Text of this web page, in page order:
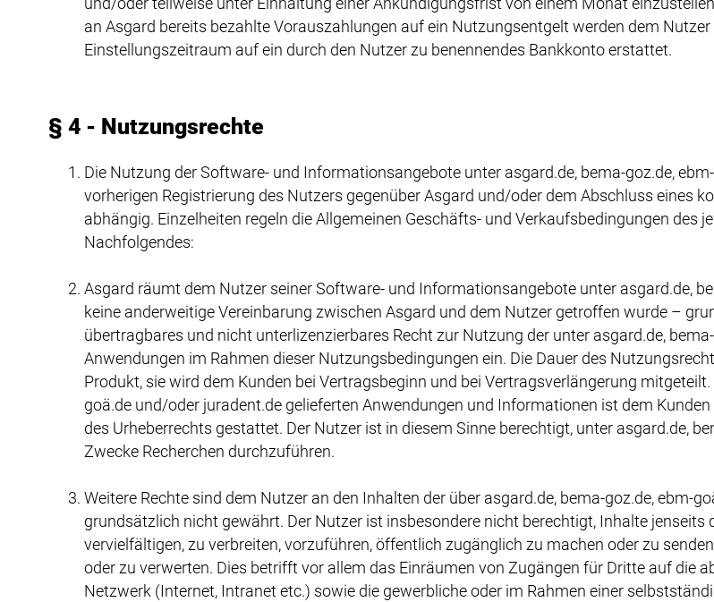
an Asgard bereits bezahlte Vorauszahlungen auf ein Nutzungsentgelt werden dem
Einstellungszeitraum auf ein durch den Nutzer zu benennendes Bankkonto erstattet.
§ 4 - Nutzungsrechte
Die Nutzung der Software- und Informationsangebote unter asgard.de, bema-goz.de,
vorherigen Registrierung des Nutzers gegenüber Asgard und/oder dem Abschluss eines
abhängig. Einzelheiten regeln die Allgemeinen Geschäfts- und Verkaufsbedingungen des
Nachfolgendes:
Asgard räumt dem Nutzer seiner Software- und Informationsangebote unter asgard.de,
keine anderweitige Vereinbarung zwischen Asgard und dem Nutzer getroffen wurde –
übertragbares und nicht unterlizenzierbares Recht zur Nutzung der unter asgard.de,
Anwendungen im Rahmen dieser Nutzungsbedingungen ein. Die Dauer des
Produkt, sie wird dem Kunden bei Vertragsbeginn und bei Vertragsverlängerung
goä.de und/oder juradent.de gelieferten Anwendungen und Informationen ist dem
des Urheberrechts gestattet. Der Nutzer ist in diesem Sinne berechtigt, unter asgard.de,
Zwecke Recherchen durchzuführen.
Weitere Rechte sind dem Nutzer an den Inhalten der über asgard.de, bema-goz.de, ebm-
grundsätzlich nicht gewährt. Der Nutzer ist insbesondere nicht berechtigt, Inhalte
vervielfältigen, zu verbreiten, vorzuführen, öffentlich zugänglich zu machen oder zu
oder zu verwerten. Dies betrifft vor allem das Einräumen von Zugängen für Dritte auf die
Netzwerk (Internet, Intranet etc.) sowie die gewerbliche oder im Rahmen einer